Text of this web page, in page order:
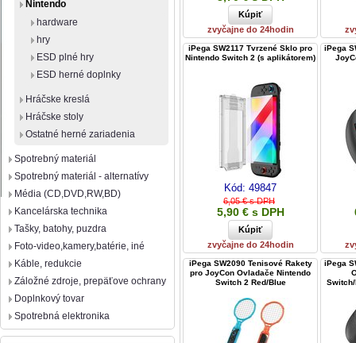
Nintendo
hardware
hry
ESD plné hry
ESD herné doplnky
Hráčske kreslá
Hráčske stoly
Ostatné herné zariadenia
Spotrebný materiál
Spotrebný materiál - alternatívy
Média (CD,DVD,RW,BD)
Kancelárska technika
Tašky, batohy, puzdra
Foto-video,kamery,batérie, iné
Káble, redukcie
Záložné zdroje, prepäťove ochrany
Doplnkový tovar
Spotrebná elektronika
zvyčajne do 24hodin
iPega SW2117 Tvrzené Sklo pro
Nintendo Switch 2 (s aplikátorem)
Kód: 49847
6,05 € s DPH
5,90 € s DPH
zvyčajne do 24hodin
iPega
iPega SW2090 Tenisové Rakety
pro JoyCon Ovladače Nintendo
Switch 2 Red/Blue
iPega